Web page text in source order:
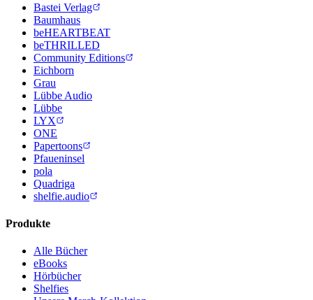
Bastei Verlag
Baumhaus
beHEARTBEAT
beTHRILLED
Community Editions
Eichborn
Grau
Lübbe Audio
Lübbe
LYX
ONE
Papertoons
Pfaueninsel
pola
Quadriga
shelfie.audio
Produkte
Alle Bücher
eBooks
Hörbücher
Shelfies